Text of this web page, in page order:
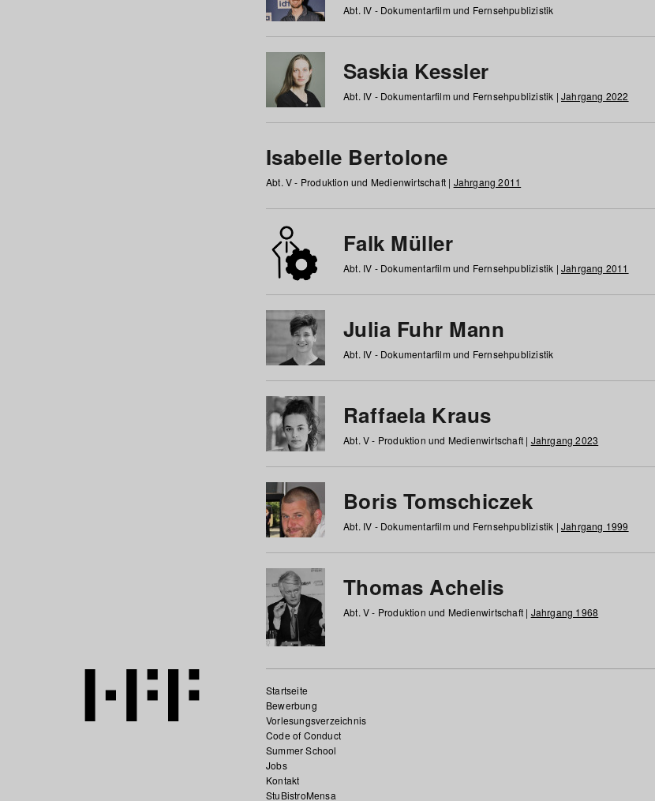
Abt. IV - Dokumentarfilm und Fernsehpublizistik
Saskia Kessler
Abt. IV - Dokumentarfilm und Fernsehpublizistik | Jahrgang 2022
Isabelle Bertolone
Abt. V - Produktion und Medienwirtschaft | Jahrgang 2011
Falk Müller
Abt. IV - Dokumentarfilm und Fernsehpublizistik | Jahrgang 2011
Julia Fuhr Mann
Abt. IV - Dokumentarfilm und Fernsehpublizistik
Raffaela Kraus
Abt. V - Produktion und Medienwirtschaft | Jahrgang 2023
Boris Tomschiczek
Abt. IV - Dokumentarfilm und Fernsehpublizistik | Jahrgang 1999
Thomas Achelis
Abt. V - Produktion und Medienwirtschaft | Jahrgang 1968
Startseite
Bewerbung
Vorlesungsverzeichnis
Code of Conduct
Summer School
Jobs
Kontakt
StuBistroMensa